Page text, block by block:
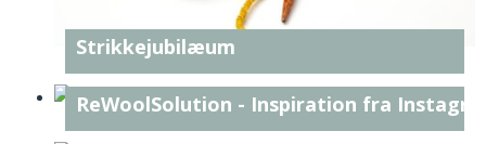
Strikkejubilæum
ReWoolSolution - Inspiration fra